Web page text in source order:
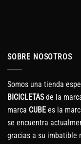
SOBRE NOSOTROS
Somos una tienda
BICICLETASde la
marca CUBE es la
se encuentra
gracias a su imbatible